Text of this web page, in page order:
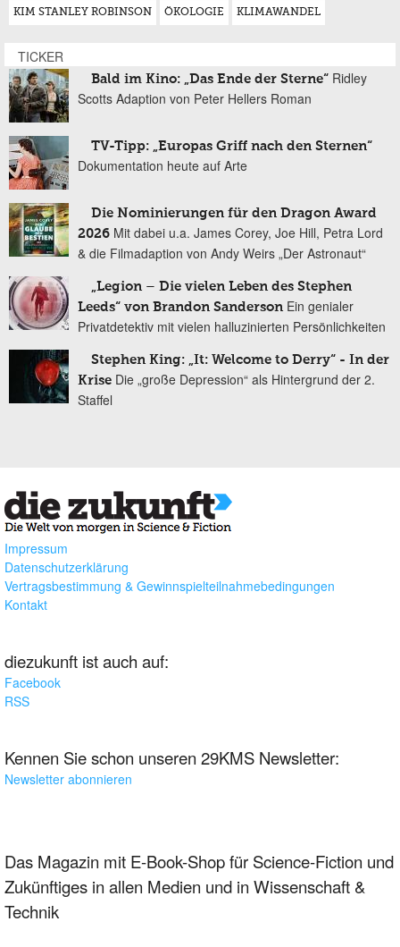
KIM STANLEY ROBINSON ÖKOLOGIE KLIMAWANDEL
TICKER
Bald im Kino: „Das Ende der Sterne“ Ridley
Scotts Adaption von Peter Hellers Roman
TV-Tipp: „Europas Griff nach den Sternen“
Dokumentation heute auf Arte
Die Nominierungen für den Dragon Award
2026 Mit dabei u.a. James Corey, Joe Hill, Petra Lord
& die Filmadaption von Andy Weirs „Der Astronaut“
„Legion – Die vielen Leben des Stephen
Leeds“ von Brandon Sanderson Ein genialer
Privatdetektiv mit vielen halluzinierten Persönlichkeiten
Stephen King: „It: Welcome to Derry“ - In der
Krise Die „große Depression“ als Hintergrund der 2.
Staffel
Impressum
Datenschutzerklärung
Vertragsbestimmung & Gewinnspielteilnahmebedingungen
Kontakt
diezukunft ist auch auf:
Facebook
RSS
Kennen Sie schon unseren 29KMS Newsletter:
Newsletter abonnieren
Das Magazin mit E-Book-Shop für Science-Fiction und
Zukünftiges in allen Medien und in Wissenschaft &
Technik